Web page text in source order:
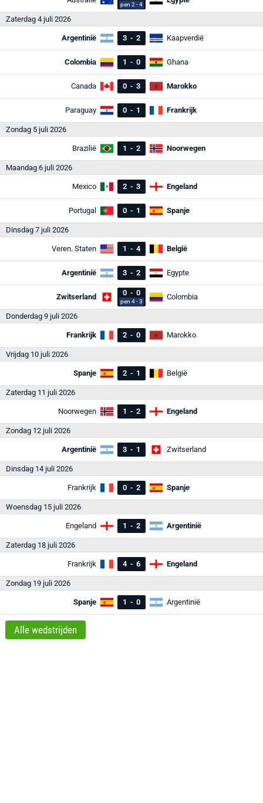
pen 2 - 4
Zaterdag 4 juli 2026
Argentinië 3 - 2 Kaapverdië
Colombia 1 - 0 Ghana
Canada 0 - 3 Marokko
Paraguay 0 - 1 Frankrijk
Zondag 5 juli 2026
Brazilië 1 - 2 Noorwegen
Maandag 6 juli 2026
Mexico 2 - 3 Engeland
Portugal 0 - 1 Spanje
Dinsdag 7 juli 2026
Veren. Staten 1 - 4 België
Argentinië 3 - 2 Egypte
Zwitserland 0 - 0
pen 4 - 3
Colombia
Donderdag 9 juli 2026
Frankrijk 2 - 0 Marokko
Vrijdag 10 juli 2026
Spanje 2 - 1 België
Zaterdag 11 juli 2026
Noorwegen 1 - 2 Engeland
Zondag 12 juli 2026
Argentinië 3 - 1 Zwitserland
Dinsdag 14 juli 2026
Frankrijk 0 - 2 Spanje
Woensdag 15 juli 2026
Engeland 1 - 2 Argentinië
Zaterdag 18 juli 2026
Frankrijk 4 - 6 Engeland
Zondag 19 juli 2026
Spanje 1 - 0 Argentinië
Alle wedstrijden